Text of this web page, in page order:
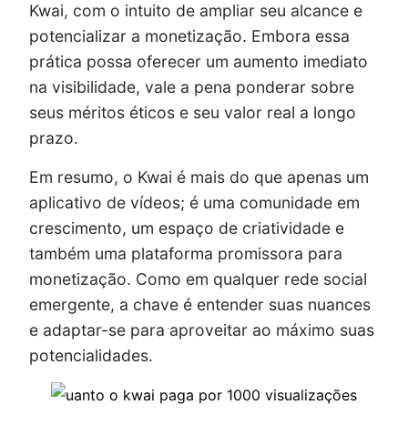
Kwai, com o intuito de ampliar seu alcance e
potencializar a monetização. Embora essa
prática possa oferecer um aumento imediato
na visibilidade, vale a pena ponderar sobre
seus méritos éticos e seu valor real a longo
prazo.
Em resumo, o Kwai é mais do que apenas um
aplicativo de vídeos; é uma comunidade em
crescimento, um espaço de criatividade e
também uma plataforma promissora para
monetização. Como em qualquer rede social
emergente, a chave é entender suas nuances
e adaptar-se para aproveitar ao máximo suas
potencialidades.